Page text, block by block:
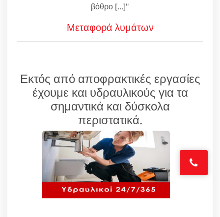
βόθρο [...]"
Μεταφορά λυμάτων
Εκτός από αποφρακτικές εργασίες
έχουμε και υδραυλικούς για τα
σημαντικά και δύσκολα
περιστατικά.